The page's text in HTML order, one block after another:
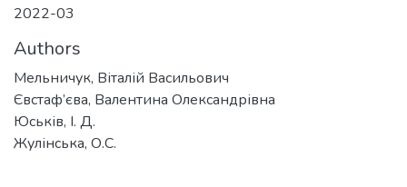
2022-03
Authors
Мельничук, Віталій Васильович
Євстаф’єва, Валентина Олександрівна
Юськів, І. Д.
Жулінська, О.С.